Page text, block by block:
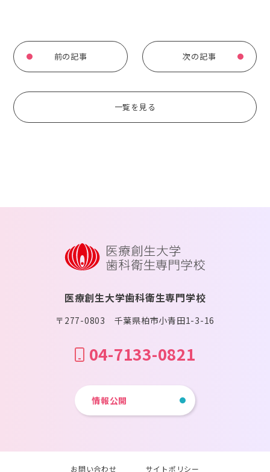
前の記事
一覧を見る
次の記事
医療創生大学歯科衛生専門学校
〒277-0803 千葉県柏市小青田1-3-16
04-7133-0821
情報公開
お問い合わせ サイトポリシー